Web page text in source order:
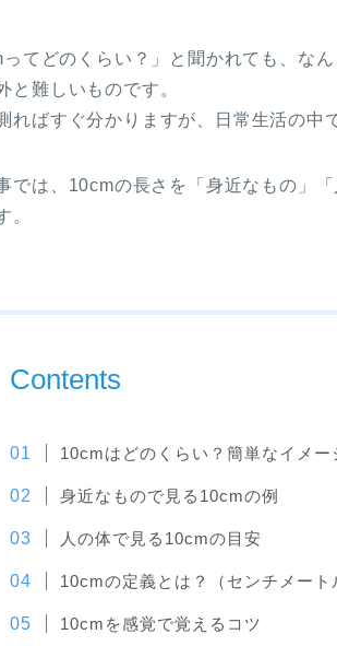
ってどのくらい？」と聞かれても、な
と難しいものです。
ればすぐ分かりますが、日常生活の中
では、10cmの長さを「身近なもの」
。
Contents
10cmはどのくらい？簡単なイメー
身近なもので見る10cmの例
人の体で見る10cmの目安
10cmの定義とは？（センチメート
10cmを感覚で覚えるコツ